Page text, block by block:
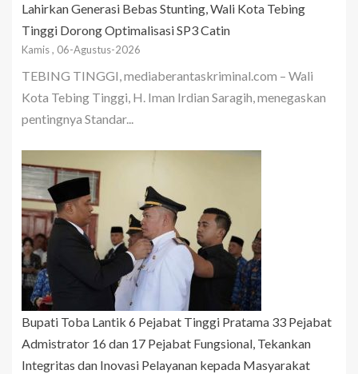
Lahirkan Generasi Bebas Stunting, Wali Kota Tebing
Tinggi Dorong Optimalisasi SP3 Catin
Kamis , 06-Agustus-2026
TEBING TINGGI, mediaberantaskriminal.com – Wali
Kota Tebing Tinggi, H. Iman Irdian Saragih, menegaskan
pentingnya Standar...
Bupati Toba Lantik 6 Pejabat Tinggi Pratama 33 Pejabat
Admistrator 16 dan 17 Pejabat Fungsional, Tekankan
Integritas dan Inovasi Pelayanan kepada Masyarakat